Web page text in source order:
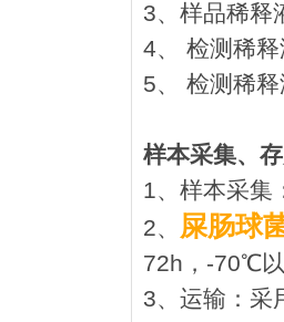
3、样品稀释
4、 检测稀
5、 检测稀
样本采集、
1、样本采集
2、 屎肠球
72h，-70℃
3、运输：采